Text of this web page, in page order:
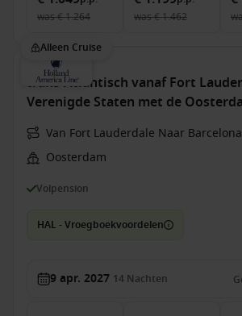
was€ 1.264
was€ 1.462
Alleen Cruise
trans-Atlantisch vanaf Fort
Verenigde Staten met de
Van Fort Lauderdale Naar Barcelona
Oosterdam
Volpension
HAL - Vroegboekvoordelen
9 apr. 2027 14 Nachten